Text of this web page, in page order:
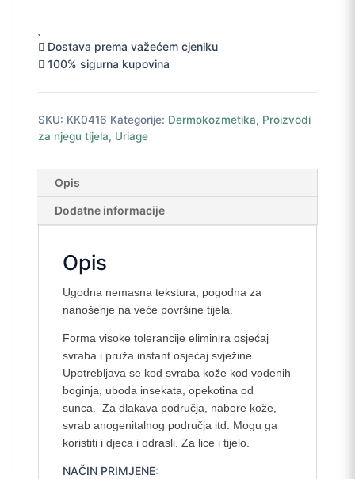
Dostava prema važećem cjeniku
100% sigurna kupovina
SKU: KK0416 Kategorije: Dermokozmetika, Proizvodi
za njegu tijela, Uriage
Opis
Dodatne informacije
Opis
Ugodna nemasna tekstura, pogodna za
nanošenje na veće površine tijela.
Forma visoke tolerancije eliminira osjećaj
svraba i pruža instant osjećaj svježine.
Upotrebljava se kod svraba kože kod vodenih
boginja, uboda insekata, opekotina od
sunca. Za dlakava područja, nabore kože,
svrab anogenitalnog područja itd. Mogu ga
koristiti i djeca i odrasli. Za lice i tijelo.
NAČIN PRIMJENE: